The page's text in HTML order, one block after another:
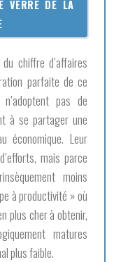
VERRE DE LA
du chiffre d’affaires
parfaite de ce
pas de
à se partager une
Leur
mais parce
moins
à productivité » où
plus cher à obtenir,
matures
plus faible.